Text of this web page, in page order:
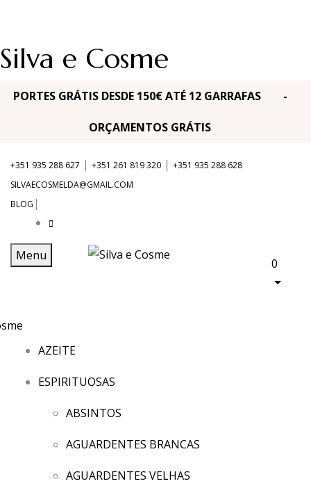
Silva e Cosme
PORTES GRÁTIS DESDE 150€ ATÉ 12 GARRAFAS -
ORÇAMENTOS GRÁTIS
+351 935 288 627 | +351 261 819 320 | +351 935 288 628
SILVAECOSMELDA@GMAIL.COM
BLOG |
Menu
0
AZEITE
ESPIRITUOSAS
ABSINTOS
AGUARDENTES BRANCAS
AGUARDENTES VELHAS